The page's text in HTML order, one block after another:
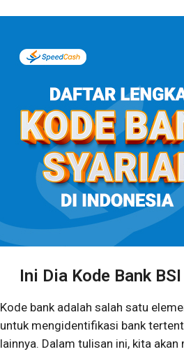
Ini Dia Kode Bank
Kode bank adalah salah satu
untuk mengidentifikasi bank
lainnya. Dalam tulisan ini, kita akan